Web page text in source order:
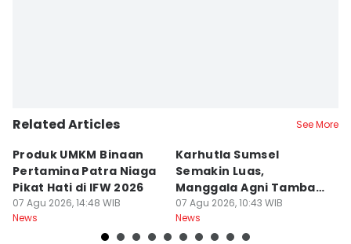
Related Articles See More
Produk UMKM Binaan
Pertamina Patra Niaga
Pikat Hati di IFW 2026
07 Agu 2026, 14:48 WIB
News
Karhutla Sumsel
Semakin Luas,
Manggala Agni Tambah
Regu Pemadam
07 Agu 2026, 10:43 WIB
News